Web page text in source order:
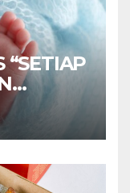
“SETIAP